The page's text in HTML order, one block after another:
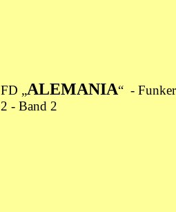
FD „ALEMANIA“ -
2 - Band 2